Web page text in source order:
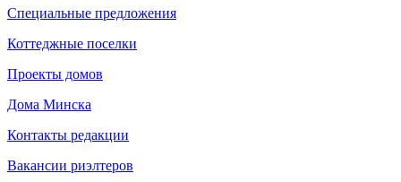
Специальные предложения
Коттеджные поселки
Проекты домов
Дома Минска
Контакты редакции
Вакансии риэлтеров